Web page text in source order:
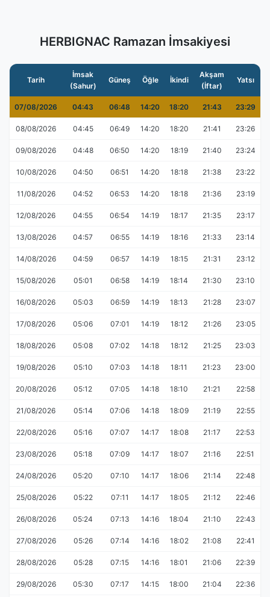
HERBIGNAC Ramazan İmsakiyesi
Tarih
İmsak
(Sahur)
Güneş Öğle İkindi
Akşam
(İftar)
Yatsı
07/08/2026 04:43 06:48 14:20 18:20 21:43 23:29
08/08/2026 04:45 06:49 14:20 18:20 21:41 23:26
09/08/2026 04:48 06:50 14:20 18:19 21:40 23:24
10/08/2026 04:50 06:51 14:20 18:18 21:38 23:22
11/08/2026 04:52 06:53 14:20 18:18 21:36 23:19
12/08/2026 04:55 06:54 14:19 18:17 21:35 23:17
13/08/2026 04:57 06:55 14:19 18:16 21:33 23:14
14/08/2026 04:59 06:57 14:19 18:15 21:31 23:12
15/08/2026 05:01 06:58 14:19 18:14 21:30 23:10
16/08/2026 05:03 06:59 14:19 18:13 21:28 23:07
17/08/2026 05:06 07:01 14:19 18:12 21:26 23:05
18/08/2026 05:08 07:02 14:18 18:12 21:25 23:03
19/08/2026 05:10 07:03 14:18 18:11 21:23 23:00
20/08/2026 05:12 07:05 14:18 18:10 21:21 22:58
21/08/2026 05:14 07:06 14:18 18:09 21:19 22:55
22/08/2026 05:16 07:07 14:17 18:08 21:17 22:53
23/08/2026 05:18 07:09 14:17 18:07 21:16 22:51
24/08/2026 05:20 07:10 14:17 18:06 21:14 22:48
25/08/2026 05:22 07:11 14:17 18:05 21:12 22:46
26/08/2026 05:24 07:13 14:16 18:04 21:10 22:43
27/08/2026 05:26 07:14 14:16 18:02 21:08 22:41
28/08/2026 05:28 07:15 14:16 18:01 21:06 22:39
29/08/2026 05:30 07:17 14:15 18:00 21:04 22:36